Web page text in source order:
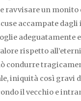
ravvisare un
accampate
adeguatamente
rispetto
condurre
iniquità così gravi
il vecchio e